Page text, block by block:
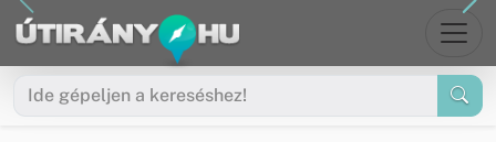
Ugrás a menüre
Ugrás a tartalomra